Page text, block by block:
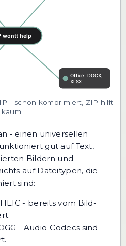
- schon komprimiert, ZIP hilft
kaum.
- einen universellen
gut auf Text,
Bildern und
auf Dateitypen, die
sind:
- bereits vom Bild-
- Audio-Codecs sind